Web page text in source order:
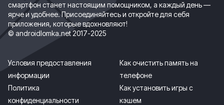
смартфон станет настоящим помощником, а каждый день —
ярче и удобнее. Присоединяйтесь и откройте для себя
приложения, которые вдохновляют!
© androidlomka.net 2017-2025
Условия предоставления
информации
Политика
конфиденциальности
Как очистить память на
телефоне
Как установить игры с
кэшем